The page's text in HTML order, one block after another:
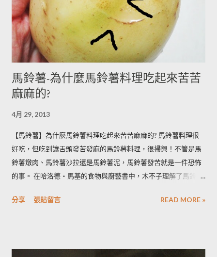
馬鈴薯-為什麼馬鈴薯料理吃起來苦苦
麻麻的?
4月 29, 2013
【馬鈴薯】為什麼馬鈴薯料理吃起來苦苦麻麻的? 馬鈴薯料理很
好吃，但吃到讓舌頭發苦發麻的馬鈴薯料理，很掃興！不管是馬
鈴薯燉肉、馬鈴薯沙拉還是馬鈴薯泥，馬鈴薯發苦就是一件恐怖
的事。 在哈洛德‧馬基的食物與廚藝書中，木不子理解了馬鈴薯
房知識！ ◆ 馬鈴薯有苦味正常嗎？ 正常。馬鈴薯以含有大量茄
分享 張貼留言 READ MORE »